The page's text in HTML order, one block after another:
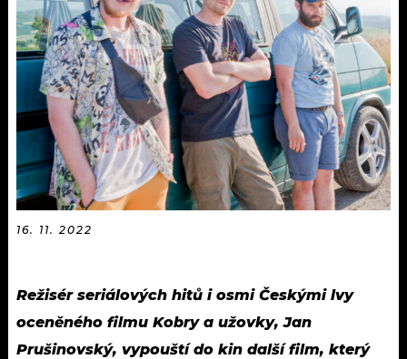
TRENDY
KULTURA
MIX
OSTATNÍ
16. 11. 2022
Režisér seriálových hitů i osmi Českými lvy
oceněného filmu Kobry a užovky, Jan
Prušinovský, vypouští do kin další film, který